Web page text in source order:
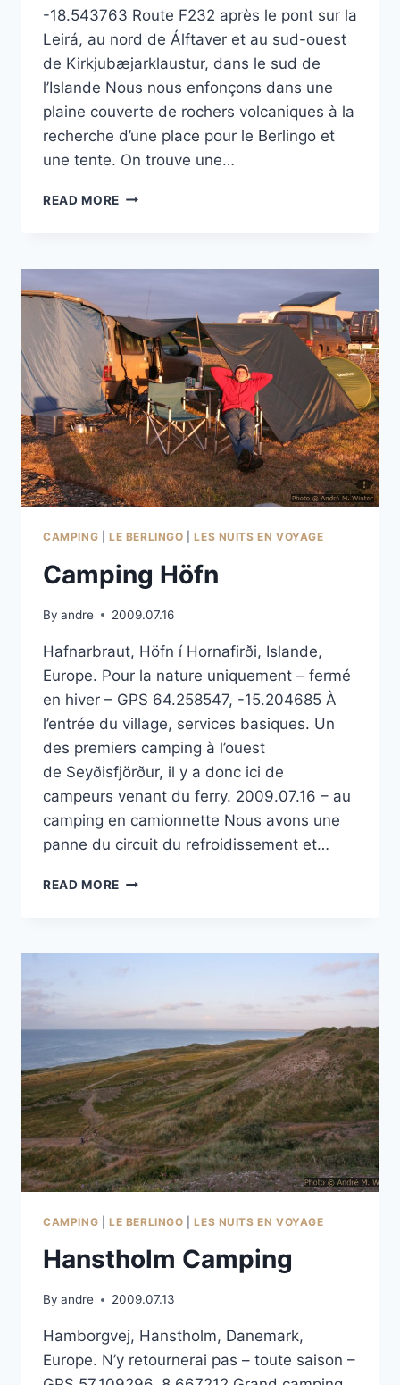
-18.543763 Route F232 après le pont sur la
Leirá, au nord de Álftaver et au sud-ouest
de Kirkjubæjarklaustur, dans le sud de
l’Islande Nous nous enfonçons dans une
plaine couverte de rochers volcaniques à la
recherche d’une place pour le Berlingo et
une tente. On trouve une…
READ MORE PRÈS
ET HÓLMSÁ
CAMPING LE BERLINGO |LES NUITS EN VOYAGE
Camping Höfn
By andre 2009.07.16
Hafnarbraut, Höfn í Hornafirði, Islande,
Europe. Pour la nature uniquement – fermé
en hiver – GPS 64.258547, -15.204685 À
l’entrée du village, services basiques. Un
des premiers camping à l’ouest
de Seyðisfjörður, il y a donc ici de
campeurs venant du ferry. 2009.07.16 – au
camping en camionnette Nous avons une
panne du circuit du refroidissement et…
READ MORE CAMPING
CAMPING LE BERLINGO |LES NUITS EN VOYAGE
Hanstholm Camping
By andre 2009.07.13
Hamborgvej, Hanstholm, Danemark,
Europe. N’y retournerai pas – toute saison –